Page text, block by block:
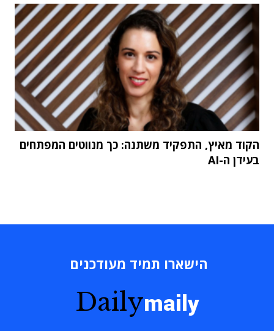
הקוד מאיץ, התפקיד משתנה: כך מנווטים המפתחים
בעידן ה-AI
הישארו תמיד מעודכנים
Dailymaily